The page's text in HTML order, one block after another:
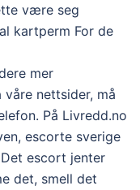
være seg
kartperm For de
mer
nettsider, må
På Livredd.no
escorte sverige
escort jenter
det, smell det